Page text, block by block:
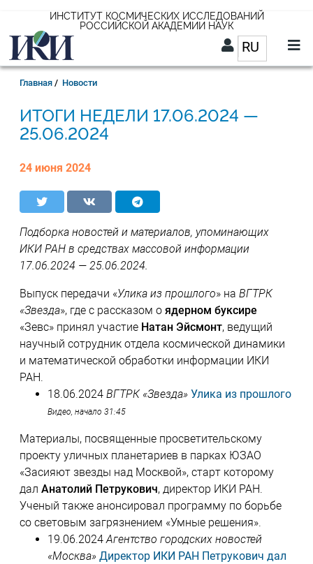
основному
содержанию
ИНСТИТУТ КОСМИЧЕСКИХ ИССЛЕДОВАНИЙ
РОССИЙСКОЙ АКАДЕМИИ НАУК
RUСписок
RU
Строка
навигации
Главная Новости
17.06.2024 —
25.06.2024
24 июня 2024
Подборка новостей и материалов, упоминающих
ИКИ РАН в средствах массовой информации
17.06.2024 — 25.06.2024.
Выпуск передачи «Улика из прошлого» на ВГТРК
«Звезда», где с рассказом о ядерном буксире
«Зевс» принял участие Натан Эйсмонт, ведущий
научный сотрудник отдела космической динамики
и математической обработки информации ИКИ
РАН.
18.06.2024 ВГТРК «Звезда» Улика из прошлого
Видео, начало 31:45
Материалы, посвященные просветительскому
проекту уличных планетариев в парках ЮЗАО
«Засияют звезды над Москвой», старт которому
дал Анатолий Петрукович, директор ИКИ РАН.
Ученый также анонсировал программу по борьбе
со световым загрязнением «Умные решения».
19.06.2024Агентство городских новостей
«Москва» Директор ИКИ РАН Петрукович дал